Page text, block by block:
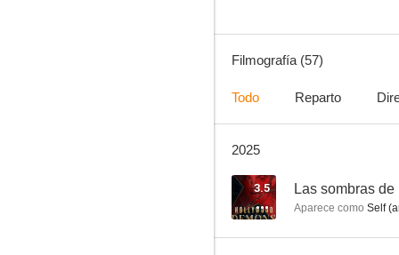
8.0
Filmografía (57)
Todo Reparto
2025
3.5 Las sombras
Aparece como Self